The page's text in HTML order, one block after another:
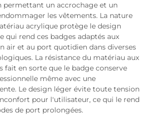
permettant un accrochage et un
les vêtements. La nature
acrylique protège le design
qui rend ces badges adaptés aux
air et au port quotidien dans diverses
La résistance du matériau aux
fait en sorte que le badge conserve
même avec une
Le design léger évite toute tension
pour l'utilisateur, ce qui le rend
de port prolongées.